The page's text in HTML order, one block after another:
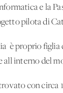
e la
pilota di
è proprio
del
con circa